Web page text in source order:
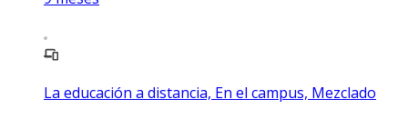
La educación a distancia, En el campus, Mezclado